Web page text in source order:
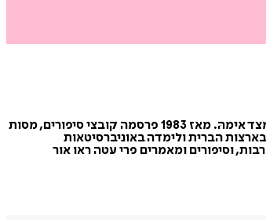
טטיאנה טולסטיה נולדה ב-1951 בלנינגרד, למשפחה של אנשי ספרות ומדע, נכדתם של הסופר אלכסיי טולסטוי מצד אביה, ושל המתרגם מיכאיל לוזינסקי מצד אימהּ. מאז 1983 פרסמה קובצי סיפורים, מסות
הברית ולימדה באוניברסיטאות
ספריה תורגמו לשפות רבות, וסיפורים ומאמרים פרי עטה ראו אור